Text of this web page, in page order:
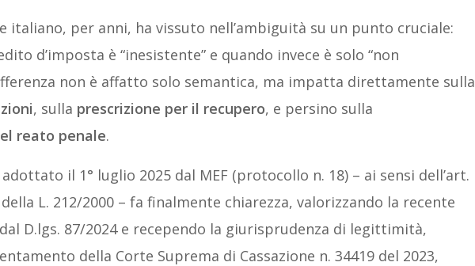
italiano, per anni, ha vissuto nell’ambiguità su un punto cruciale:
d’imposta è “inesistente” e quando invece è solo “non
non è affatto solo semantica, ma impatta direttamente sulla
, sulla prescrizione per il recupero, e persino sulla
reato penale.
il 1° luglio 2025 dal MEF (protocollo n. 18) – ai sensi dell’art.
L. 212/2000 – fa finalmente chiarezza, valorizzando la recente
D.lgs. 87/2024 e recependo la giurisprudenza di legittimità,
della Corte Suprema di Cassazione n. 34419 del 2023,